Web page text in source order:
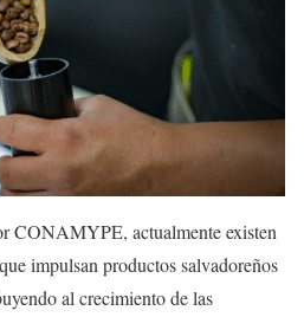
CONAMYPE, actualmente existen
impulsan productos salvadoreños
al crecimiento de las